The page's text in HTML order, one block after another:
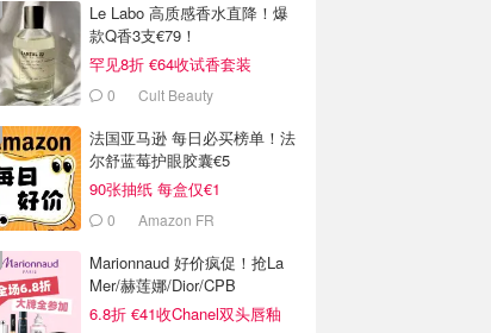
Le Labo 高质感香水直降！爆
款Q香3支€79！
罕见8折 €64收试香套装
0 Cult Beauty
法国亚马逊 每日必买榜单！法
尔舒蓝莓护眼胶囊€5
90张抽纸 每盒仅€1
0 Amazon FR
Marionnaud 好价疯促！抢La
Mer/赫莲娜/Dior/CPB
6.8折 €41收Chanel双头唇釉